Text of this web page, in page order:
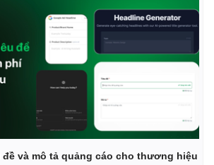
và mô tả quảng cáo cho thương hiệu